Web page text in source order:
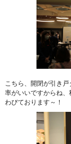
こちら、開閉が引き
率がいいですからね
わびております～！